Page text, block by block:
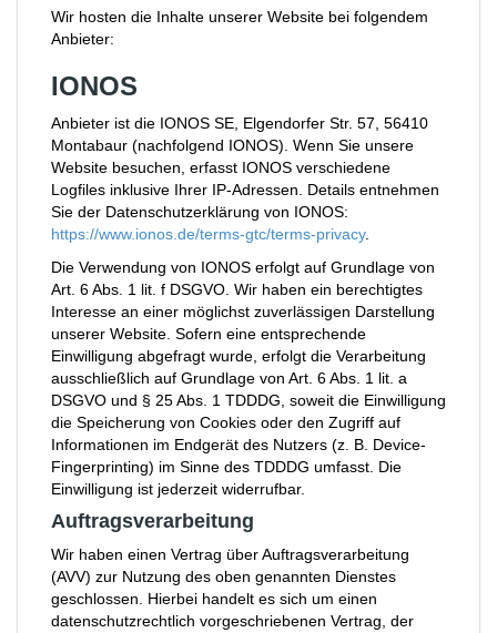
Wir hosten die Inhalte unserer Website bei folgendem
Anbieter:
IONOS
Anbieter ist die IONOS SE, Elgendorfer Str. 57, 56410
Montabaur (nachfolgend IONOS). Wenn Sie unsere
Website besuchen, erfasst IONOS verschiedene
Logfiles inklusive Ihrer IP-Adressen. Details entnehmen
Sie der Datenschutzerklärung von IONOS:
https://www.ionos.de/terms-gtc/terms-privacy.
Die Verwendung von IONOS erfolgt auf Grundlage von
Art. 6 Abs. 1 lit. f DSGVO. Wir haben ein berechtigtes
Interesse an einer möglichst zuverlässigen Darstellung
unserer Website. Sofern eine entsprechende
Einwilligung abgefragt wurde, erfolgt die Verarbeitung
ausschließlich auf Grundlage von Art. 6 Abs. 1 lit. a
DSGVO und § 25 Abs. 1 TDDDG, soweit die Einwilligung
die Speicherung von Cookies oder den Zugriff auf
Informationen im Endgerät des Nutzers (z. B. Device-
Fingerprinting) im Sinne des TDDDG umfasst. Die
Einwilligung ist jederzeit widerrufbar.
Auftragsverarbeitung
Wir haben einen Vertrag über Auftragsverarbeitung
(AVV) zur Nutzung des oben genannten Dienstes
geschlossen. Hierbei handelt es sich um einen
datenschutzrechtlich vorgeschriebenen Vertrag, der